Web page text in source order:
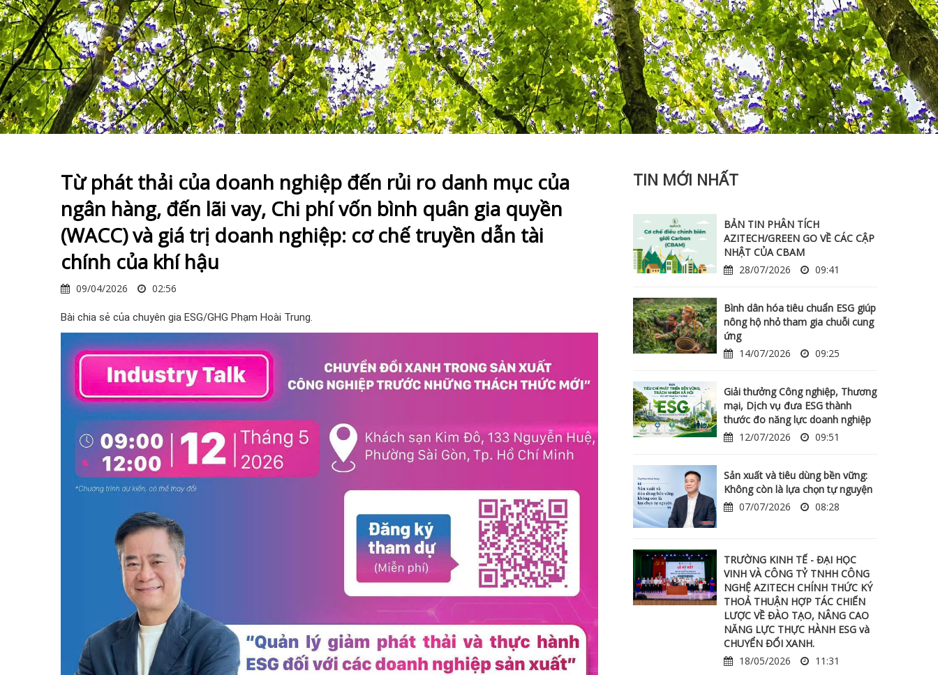
Từ phát thải của doanh nghiệp đến rủi ro danh mục của
ngân hàng, đến lãi vay, Chi phí vốn bình quân gia quyền
(WACC) và giá trị doanh nghiệp: cơ chế truyền dẫn tài
chính của khí hậu
09/04/2026 02:56
Bài chia sẻ của chuyên gia ESG/GHG Phạm Hoài Trung.
TIN MỚI NHẤT
BẢN TIN PHÂN TÍCH
AZITECH/GREEN GO VỀ CÁC CẬP
NHẬT CỦA CBAM
28/07/2026
09:41
Bình dân hóa tiêu chuẩn ESG giúp
nông hộ nhỏ tham gia chuỗi cung
ứng
14/07/2026
09:25
Giải thưởng Công nghiệp, Thương
mại, Dịch vụ đưa ESG thành
thước đo năng lực doanh nghiệp
12/07/2026
09:51
Sản xuất và tiêu dùng bền vững:
Không còn là lựa chọn tự nguyện
07/07/2026
08:28
TRƯỜNG KINH TẾ - ĐẠI HỌC
VINH VÀ CÔNG TỶ TNHH CÔNG
NGHỆ AZITECH CHÍNH THỨC KÝ
THOẢ THUẬN HỢP TÁC CHIẾN
LƯỢC VỀ ĐÀO TẠO, NÂNG CAO
NĂNG LỰC THỰC HÀNH ESG và
CHUYỂN ĐỔI XANH.
18/05/2026
11:31